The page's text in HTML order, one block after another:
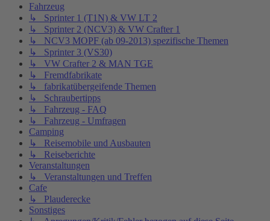
Fahrzeug
↳ Sprinter 1 (T1N) & VW LT 2
↳ Sprinter 2 (NCV3) & VW Crafter 1
↳ NCV3 MOPF (ab 09-2013) spezifische Themen
↳ Sprinter 3 (VS30)
↳ VW Crafter 2 & MAN TGE
↳ Fremdfabrikate
↳ fabrikatübergeifende Themen
↳ Schraubertipps
↳ Fahrzeug - FAQ
↳ Fahrzeug - Umfragen
Camping
↳ Reisemobile und Ausbauten
↳ Reiseberichte
Veranstaltungen
↳ Veranstaltungen und Treffen
Cafe
↳ Plauderecke
Sonstiges